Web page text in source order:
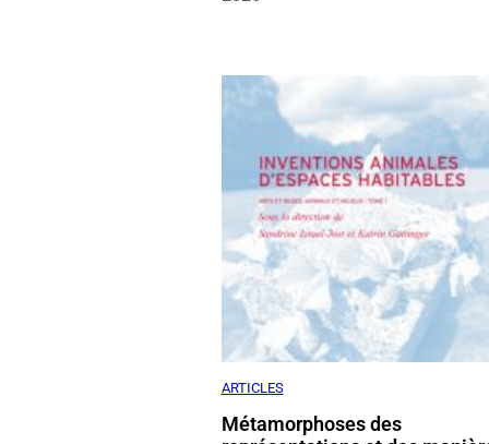
ARTICLES
Métamorphoses des
représentations et des
de faire monde avec les
dir. Sandrine Israël-Jost et Katrin